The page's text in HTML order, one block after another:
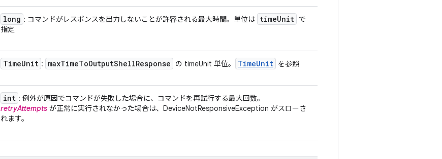
long : コマンドがレスポンスを出力しないことが許容される最大時間。単位は timeUnit で
指定
TimeUnit : maxTimeToOutputShellResponse の timeUnit 単位。 TimeUnit を参照
int : 例外が原因でコマンドが失敗した場合に、コマンドを再試行する最大回数。
retryAttempts が正常に実行されなかった場合は、DeviceNotResponsiveException がスローさ
れます。